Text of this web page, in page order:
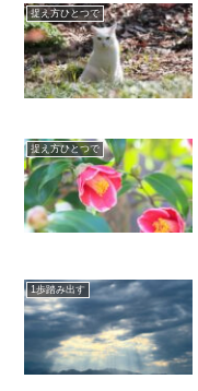
捉え方ひとつで
捉え方ひとつで
1歩踏み出す